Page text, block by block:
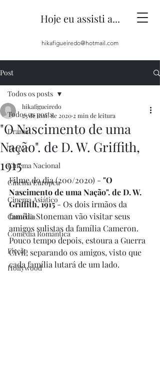
Hoje eu assisti a...
hikafigueiredo@hotmail.com
Post
Todos os posts
Drama
Terror
Cinema Nacional
Cinema Europeu
Cinema Asiático
Comédia
Comédia Romântica
Ficção
Hollywood
Todos os posts
"O Nascimento de uma
Nação". de D. W. Griffith,
1915
hikafigueiredo
23 de mai. de 2020 2 min de leitura
Filme do dia (200/2020) - "O
Nascimento de uma Nação". de D. W.
Griffith, 1915 - Os dois irmãos da
família Stoneman vão visitar seus
amigos sulistas da família Cameron.
Pouco tempo depois, estoura a Guerra
Civil, separando os amigos, visto que
cada família lutará de um lado.